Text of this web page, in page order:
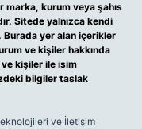
kurum veya şahıs
Sitede yalnızca kendi
Burada yer alan içerikler
ve kişiler hakkında
ve kişiler ile isim
bilgiler taslak
ve İletişim